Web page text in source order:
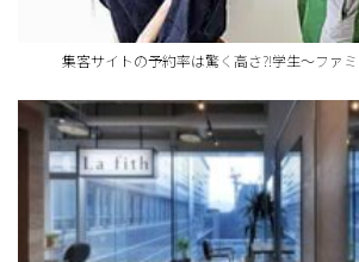
集客サイトの予約率は驚く高さ?!学生～ファ